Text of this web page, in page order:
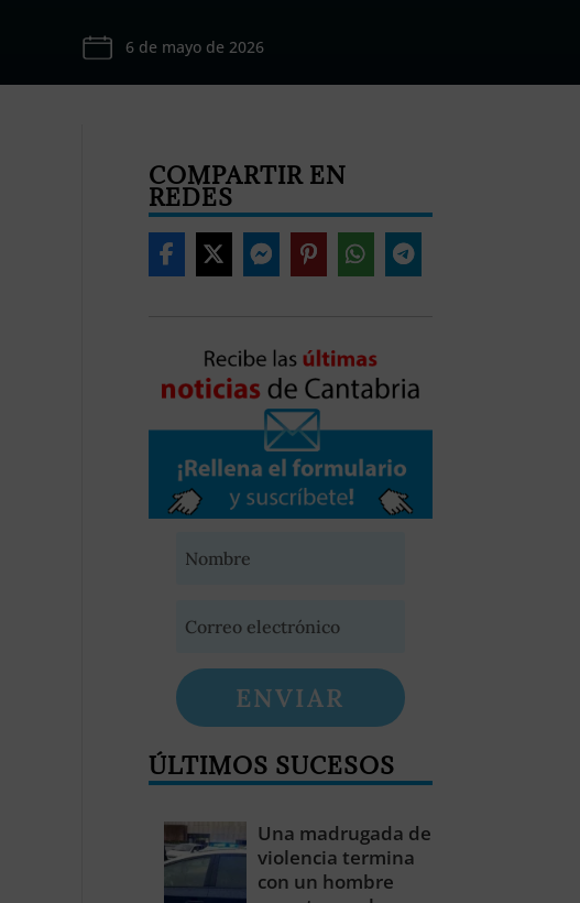
6 de mayo de 2026
COMPARTIR EN
REDES
ENVIAR
ÚLTIMOS SUCESOS
Una madrugada de
violencia termina
con un hombre